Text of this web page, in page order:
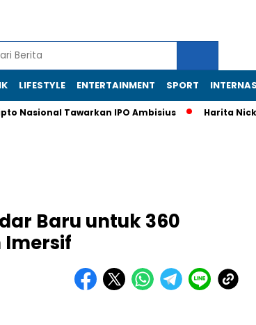
LIFESTYLE ENTERTAINMENT SPORT
Tawarkan IPO Ambisius Harita Nickel
Baru untuk 360
Imersif